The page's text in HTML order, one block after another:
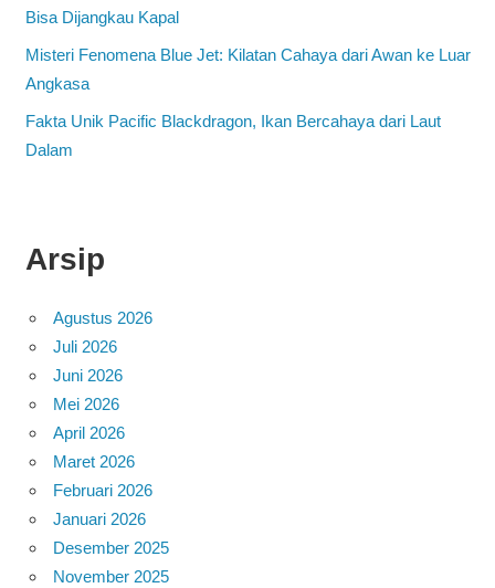
Bisa Dijangkau Kapal
Misteri Fenomena Blue Jet: Kilatan Cahaya dari Awan ke Luar
Angkasa
Fakta Unik Pacific Blackdragon, Ikan Bercahaya dari Laut
Dalam
Arsip
Agustus 2026
Juli 2026
Juni 2026
Mei 2026
April 2026
Maret 2026
Februari 2026
Januari 2026
Desember 2025
November 2025